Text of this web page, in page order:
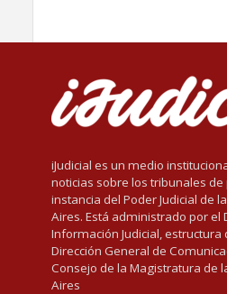
iJudicial es un medio
noticias sobre los tribunales
instancia del Poder Judicial de
Aires. Está administrado por el
Información Judicial,
Dirección General de
Consejo de la Magistratura de
Aires